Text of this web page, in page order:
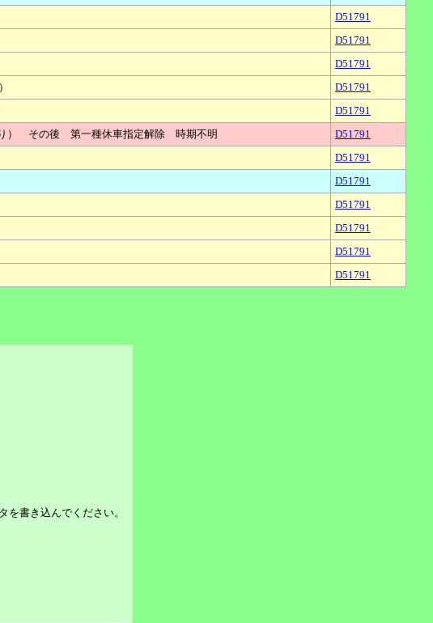
D51791
D51791
D51791
D51791
D51791
） その後 第一種休車指定解除 時期不明
D51791
D51791
D51791
D51791
D51791
D51791
D51791
を書き込んでください。